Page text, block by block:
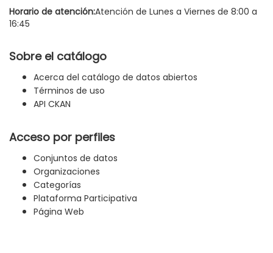
Horario de atención:Atención de Lunes a Viernes de 8:00 a
16:45
Sobre el catálogo
Acerca del catálogo de datos abiertos
Términos de uso
API CKAN
Acceso por perfiles
Conjuntos de datos
Organizaciones
Categorías
Plataforma Participativa
Página Web